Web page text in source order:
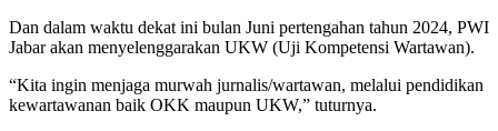
Dan dalam waktu dekat ini bulan Juni pertengahan tahun 2024, PWI
Jabar akan menyelenggarakan UKW (Uji Kompetensi Wartawan).
“Kita ingin menjaga murwah jurnalis/wartawan, melalui pendidikan
kewartawanan baik OKK maupun UKW,” tuturnya.